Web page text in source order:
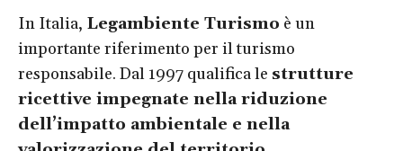
In Italia, Legambiente Turismo è un
importante riferimento per il turismo
responsabile. Dal 1997 qualifica le strutture
ricettive impegnate nella riduzione
dell’impatto ambientale e nella